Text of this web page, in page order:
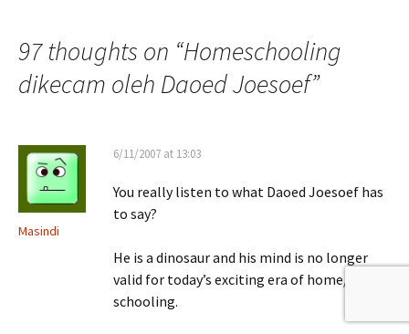
97 thoughts on “Homeschooling
dikecam oleh Daoed Joesoef”
Masindi
6/11/2007 at 13:03
You really listen to what Daoed Joesoef has
to say?
He is a dinosaur and his mind is no longer
valid for today’s exciting era of home/boat
schooling.